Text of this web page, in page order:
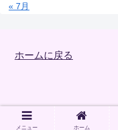
« 7月
ホームに戻る
Copyright © 2023 小川先
メニュー ホーム